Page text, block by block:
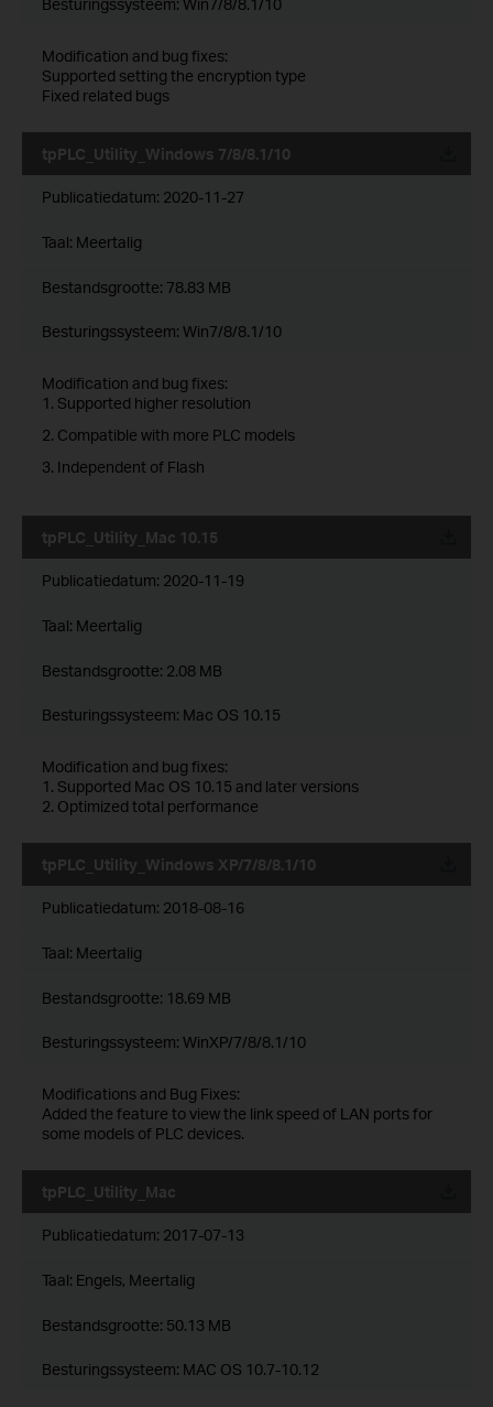
Modification and bug fixes:
Supported setting the encryption type
Fixed related bugs
tpPLC_Utility_Windows 7/8/8.1/10
Publicatiedatum: 2020-11-27
Taal: Meertalig
Bestandsgrootte: 78.83 MB
Besturingssysteem: Win7/8/8.1/10
Modification and bug fixes:
1. Supported higher resolution
2. Compatible with more PLC models
3. Independent of Flash
tpPLC_Utility_Mac 10.15
Publicatiedatum: 2020-11-19
Taal: Meertalig
Bestandsgrootte: 2.08 MB
Besturingssysteem: Mac OS 10.15
Modification and bug fixes:
1. Supported Mac OS 10.15 and later versions
2. Optimized total performance
tpPLC_Utility_Windows XP/7/8/8.1/10
Publicatiedatum: 2018-08-16
Taal: Meertalig
Bestandsgrootte: 18.69 MB
Besturingssysteem: WinXP/7/8/8.1/10
Modifications and Bug Fixes:
Added the feature to view the link speed of LAN ports for
some models of PLC devices.
tpPLC_Utility_Mac
Publicatiedatum: 2017-07-13
Taal: Engels, Meertalig
Bestandsgrootte: 50.13 MB
Besturingssysteem: MAC OS 10.7-10.12